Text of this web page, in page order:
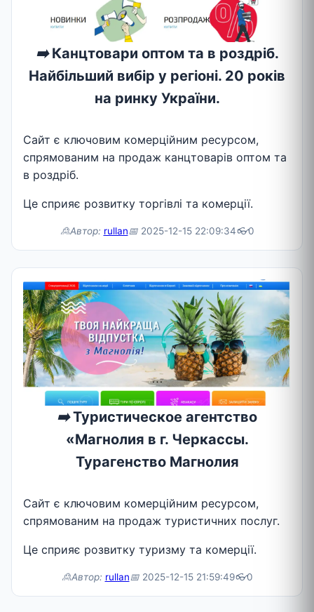
➡️Канцтовари оптом та в роздріб.
Найбільший вибір у регіоні. 20 років
на ринку України.
Сайт є ключовим комерційним ресурсом,
спрямованим на продаж канцтоварів оптом та
в роздріб.
Це сприяє розвитку торгівлі та комерції.
🙎Автор: rullan📅2025-12-15 22:09:34👓0
➡️Туристическое агентство
«Магнолия в г. Черкассы.
Турагенство Магнолия
Сайт є ключовим комерційним ресурсом,
спрямованим на продаж туристичних послуг.
Це сприяє розвитку туризму та комерції.
🙎Автор: rullan📅2025-12-15 21:59:49👓0